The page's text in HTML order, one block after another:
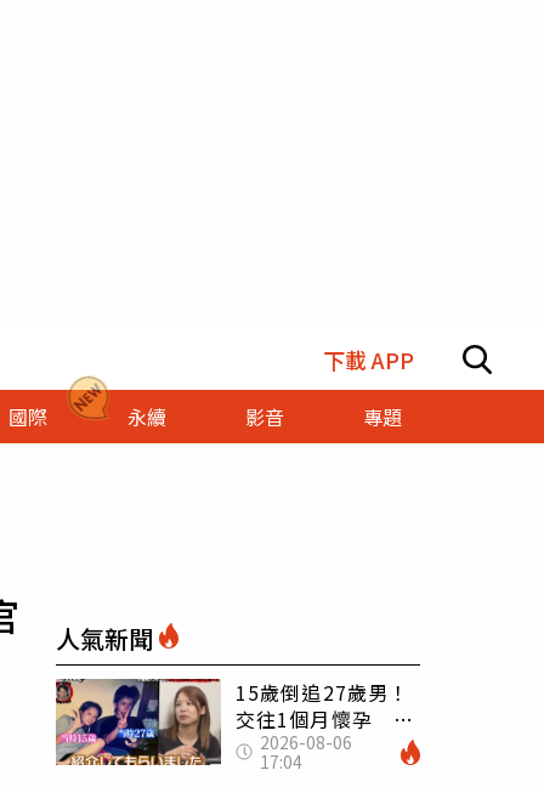
下載 APP
國際 永續 影音
專題
人氣新聞
15歲倒追27歲男！
交往1個月懷孕 36
歲當阿嬤故事曝光
2026-08-06
17:04